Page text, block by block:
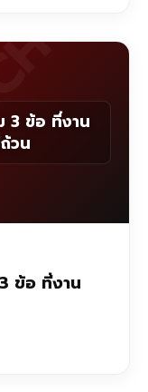
3 ข้อ ที่งาน
วน
ข้อ ที่งาน